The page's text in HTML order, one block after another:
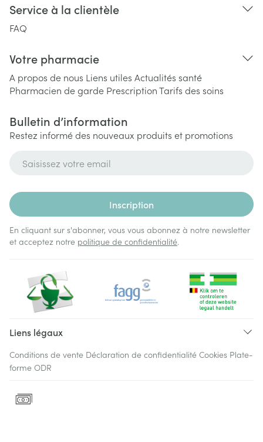
Service à la clientèle
FAQ
Votre pharmacie
A propos de nous Liens utiles Actualités santé
Pharmacien de garde PrescriptionTarifs des soins
Bulletin d’information
Restez informé des nouveaux produits et promotions
Inscription
En cliquant sur s'abonner, vous vous abonnez à notre newsletter
et acceptez notre politique de confidentialité.
Liens légaux
Conditions de vente Déclaration de confidentialité Cookies Plate-
forme ODR